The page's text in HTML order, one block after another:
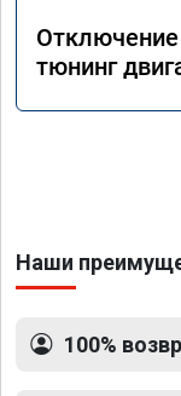
тюнинг
Наши
100%